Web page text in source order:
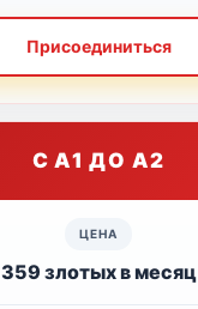
Присоединиться
С A1 ДО A2
359 злотых в месяц